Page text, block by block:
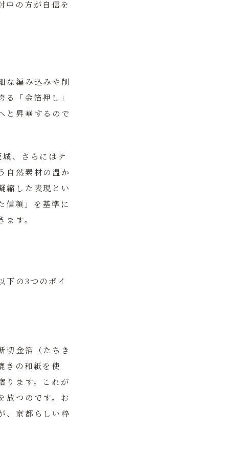
中の方が自信を
な編み込みや削
「金箔押し」
と昇華するので
、さらにはテ
自然素材の温か
縮した表現とい
信頼」を基準に
す。
下の3つのポイ
切金箔（たちき
きの和紙を使
ります。これが
放つのです。お
、京都らしい粋